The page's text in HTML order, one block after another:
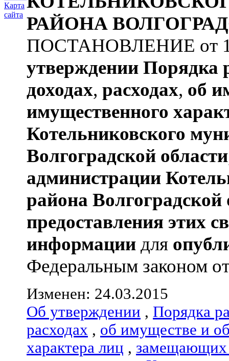
Карта
сайта РАЙОНА
ПОСТАНОВЛЕНИЕ от
утверждении Порядка
доходах, расходах, об
имущественного
Котельниковского
Волгоградской области
администрации
района Волгоградской
предоставления этих
информации для
Федеральным законом
Изменен: 24.03.2015
Об утверждении , Порядка
расходах , об имуществе и
характера лиц , замещающих